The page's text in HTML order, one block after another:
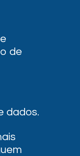
de
dados.